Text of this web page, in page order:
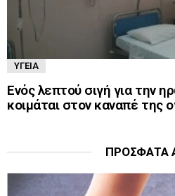
ΥΓΕΊΑ
Ενός λεπτού σιγή για την
κοιμάται στον καναπέ της
ΠΡΌΣΦΑΤΑ